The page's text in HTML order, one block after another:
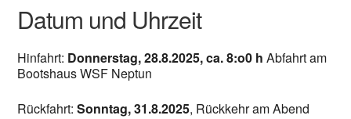
Datum und Uhrzeit
Hinfahrt: Donnerstag, 28.8.2025, ca. 8:o0 h Abfahrt am
Bootshaus WSF Neptun
Rückfahrt:Sonntag, 31.8.2025, Rückkehr am Abend